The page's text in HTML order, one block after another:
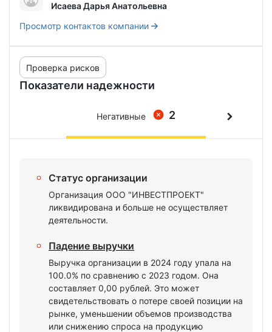
Исаева Дарья Анатольевна
Просмотр контактов компании
Показатели надежности
Проверка рисков
2
Негативные
Статус организации
Организация ООО "ИНВЕСТПРОЕКТ"
ликвидирована и больше не осуществляет
деятельности.
Падение выручки
Выручка организации в 2024 году упала на
100.0% по сравнению с 2023 годом. Она
составляет 0,00 рублей. Это может
свидетельствовать о потере своей позиции на
рынке, уменьшении объемов производства
или снижению спроса на продукцию